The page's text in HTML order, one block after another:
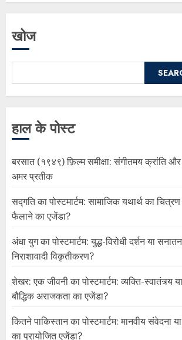
खोज
हाल के पोस्ट
बरसात (१९४९) फ़िल्म समीक्षा: संगीतमय क्रांति
अमर प्रतीक
सद्गति का पोस्टमार्टम: सामाजिक यथार्थ का
फैलाने का एजेंडा?
अंधा युग का पोस्टमार्टम: युद्ध-विरोधी दर्शन या
निराशावादी विकृतीकरण?
शेखर: एक जीवनी का पोस्टमार्टम: व्यक्ति-स्वातंत्र्य
बौद्धिक अराजकता का एजेंडा?
कितने पाकिस्तान का पोस्टमार्टम: मानवीय संवेदना
का प्रायोजित एजेंडा?